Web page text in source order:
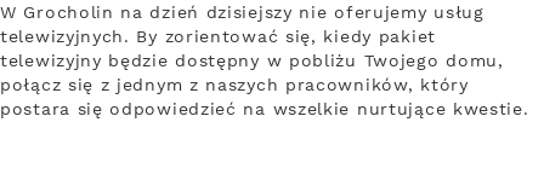
W Grocholin na dzień dzisiejszy nie oferujemy usług
telewizyjnych. By zorientować się, kiedy pakiet
telewizyjny będzie dostępny w pobliżu Twojego domu,
połącz się z jednym z naszych pracowników, który
postara się odpowiedzieć na wszelkie nurtujące kwestie.